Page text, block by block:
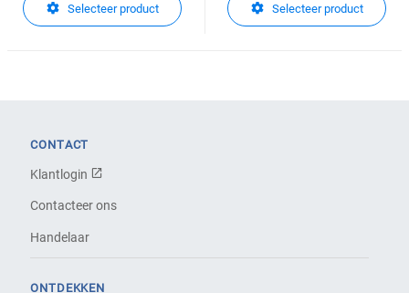
Selecteer product Selecteer product
CONTACT
Klantlogin
Contacteer ons
Handelaar
ONTDEKKEN